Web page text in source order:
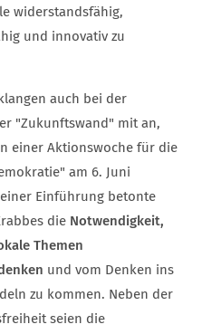
widerstandsfähig,
und innovativ zu
auch bei der
"Zukunftswand" mit an,
einer Aktionswoche für die
am 6. Juni
Einführung betonte
die Notwendigkeit,
Themen
und vom Denken ins
zu kommen. Neben der
seien die